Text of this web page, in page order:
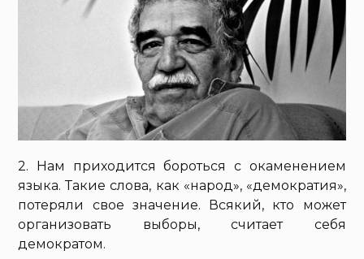
2. Нам приходится бороться с окаменением
языка. Такие слова, как «народ», «демократия»,
потеряли свое значение. Всякий, кто может
организовать выборы, считает себя
демократом.